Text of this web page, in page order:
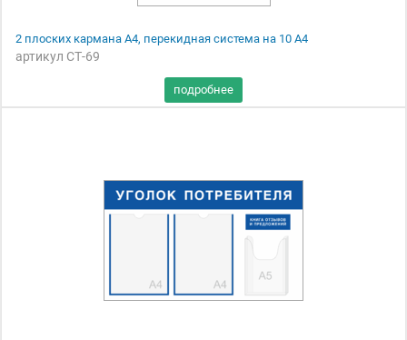
2 плоских кармана А4, перекидная система на 10 А4
артикул СТ-69